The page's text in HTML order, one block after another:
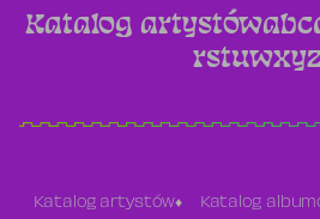
Katalog artystówabc
rstuwxy
Katalog artystów Katalog